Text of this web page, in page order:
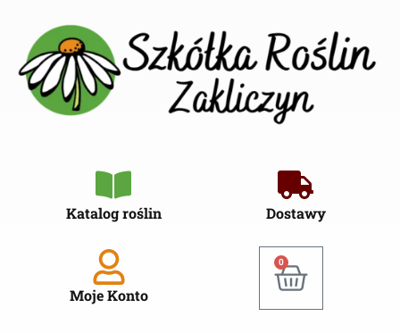
Katalog roślin Dostawy
Moje Konto
0